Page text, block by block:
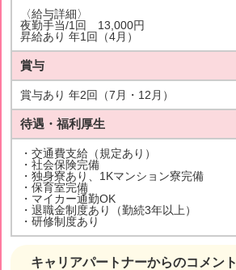
キャリアパートナーからのコメント
〈給与詳細〉
夜勤手当/1回 13,000円
昇給あり 年1回（4月）
賞与
賞与あり 年2回（7月・12月）
待遇・福利厚生
・交通費支給（規定あり）
・社会保険完備
・独身寮あり、1Kマンション寮完備
・保育室完備
・マイカー通勤OK
・退職金制度あり（勤続3年以上）
・研修制度あり